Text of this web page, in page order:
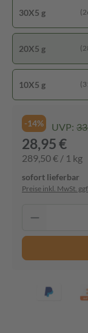
30X5 g
20X5 g
10X5 g
-14% UVP:
28,95 €
289,50 € / 1 kg
sofort lieferbar
Preise inkl. MwSt.